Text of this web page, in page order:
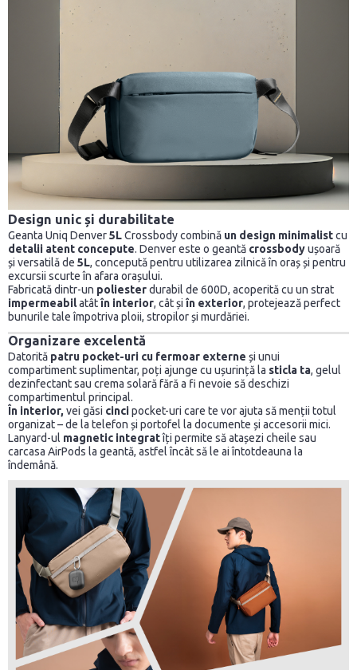
Design unic și durabilitate
Geanta Uniq Denver5LCrossbody combină un design minimalistcu
detalii atent concepute. Denver este o geantă crossbodyușoară
și versatilă de 5L, concepută pentru utilizarea zilnică în oraș și pentru
excursii scurte în afara orașului.
Fabricată dintr-un poliesterdurabil de 600D, acoperită cu un strat
impermeabilatâtîn interior, cât și în exterior, protejează perfect
bunurile tale împotriva ploii, stropilor și murdăriei.
Organizare excelentă
Datorită patru pocket-uri cu fermoar externe și unui
compartiment suplimentar, poți ajunge cu ușurință la sticla ta, gelul
dezinfectant sau crema solară fără a fi nevoie să deschizi
compartimentul principal.
În interior, vei găsi cincipocket-uri care te vor ajuta să menții totul
organizat – de la telefon și portofel la documente și accesorii mici.
Lanyard-ul magnetic integratîți permite să atașezi cheile sau
carcasa AirPods la geantă, astfel încât să le ai întotdeauna la
îndemână.